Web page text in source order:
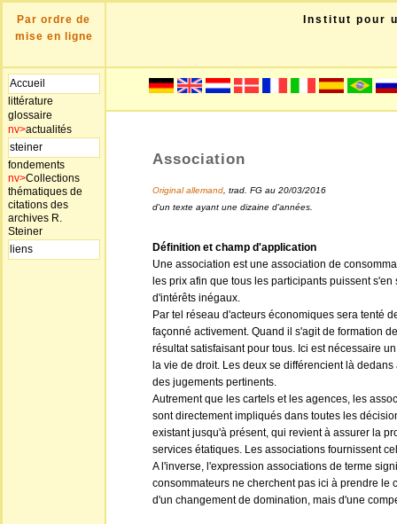
Par ordre de
mise en ligne
Institut pour
Accueil
littérature
glossaire
nv>actualités
steiner
fondements
nv>Collections
thématiques de
citations des
archives R.
Steiner
liens
Association
Original allemand , trad. FG au 20/03/2016
d'un texte ayant une dizaine d'années.
Définition et champ d'application
Une association est une association de
les prix afin que tous les participants puissent
d'intérêts inégaux.
Par tel réseau d'acteurs économiques sera tenté
façonné activement. Quand il s'agit de formation
résultat satisfaisant pour tous. Ici est nécessaire
la vie de droit. Les deux se différencient là
des jugements pertinents.
Autrement que les cartels et les agences, les
sont directement impliqués dans toutes les
existant jusqu'à présent, qui revient à assurer la
services étatiques. Les associations fournissent
A l'inverse, l'expression associations de terme
consommateurs ne cherchent pas ici à prendre le
d'un changement de domination, mais d'une